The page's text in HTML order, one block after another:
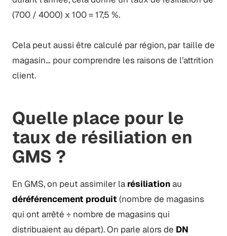
(700 / 4000) x 100 = 17,5 %.
Cela peut aussi être calculé par région, par taille de
magasin… pour comprendre les raisons de l’attrition
client.
Quelle place pour le
taux de résiliation en
GMS ?
En GMS, on peut assimiler la résiliationau
déréférencement produit(nombre de magasins
qui ont arrêté ÷ nombre de magasins qui
distribuaient au départ). On parle alors de DN